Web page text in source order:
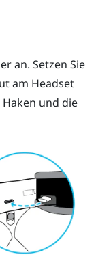
an. Setzen Sie
am Headset
und die